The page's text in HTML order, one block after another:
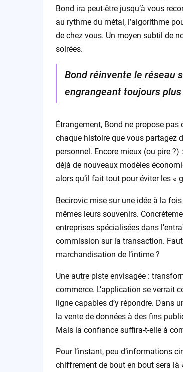
Bond ira peut-être jusqu’à vous
au rythme du métal, l’algorithme
de chez vous. Un moyen subtil de
soirées.
Bond réinvente le réseau
engrangeant toujours
Étrangement, Bond ne propose
chaque histoire que vous partagez
personnel. Encore mieux (ou pire ?)
déjà de nouveaux modèles
alors qu’il fait tout pour éviter les «
Becirovic mise sur une idée à la
mêmes leurs souvenirs.
entreprises spécialisées dans
commission sur la transaction.
marchandisation de l’intime ?
Une autre piste envisagée :
commerce. L’application se verrait
ligne capables d’y répondre. Dans
la vente de données à des fins
Mais la confiance suffira-t-elle à
Pour l’instant, peu d’informations
chiffrement de bout en bout sera là